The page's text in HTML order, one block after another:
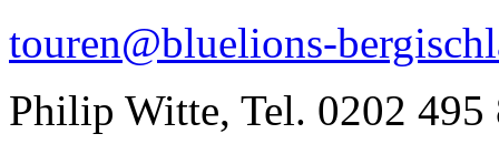
touren@bluelions-
Philip Witte, Tel. 0202 495